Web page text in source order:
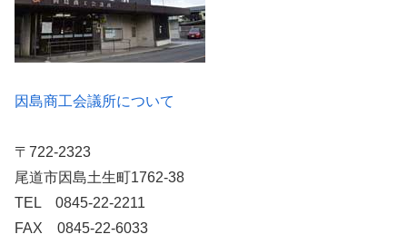
因島商工会議所について
〒722-2323
尾道市因島土生町1762-38
TEL 0845-22-2211
FAX 0845-22-6033